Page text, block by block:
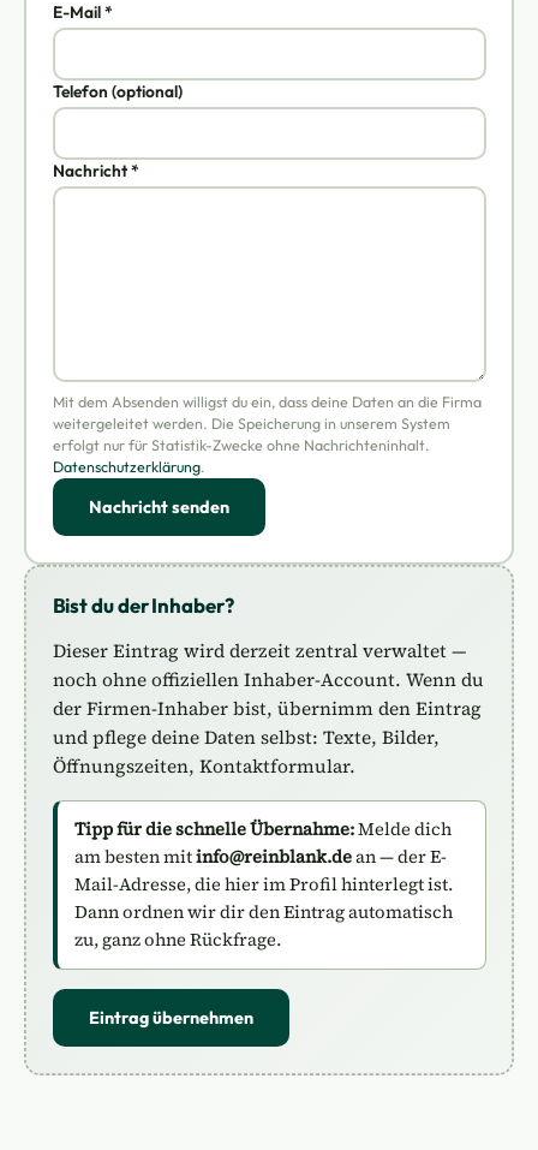
E-Mail *
Telefon (optional)
Nachricht *
Mit dem Absenden willigst du ein, dass deine Daten an die Firma
weitergeleitet werden. Die Speicherung in unserem System
erfolgt nur für Statistik-Zwecke ohne Nachrichteninhalt.
Datenschutzerklärung.
Nachricht senden
Bist du der Inhaber?
Dieser Eintrag wird derzeit zentral verwaltet —
noch ohne offiziellen Inhaber-Account. Wenn du
der Firmen-Inhaber bist, übernimm den Eintrag
und pflege deine Daten selbst: Texte, Bilder,
Öffnungszeiten, Kontaktformular.
Tipp für die schnelle Übernahme:Melde dich
am besten mitinfo@reinblank.dean — der E-
Mail-Adresse, die hier im Profil hinterlegt ist.
Dann ordnen wir dir den Eintrag automatisch
zu, ganz ohne Rückfrage.
Eintrag übernehmen